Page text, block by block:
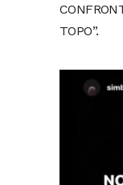
TOPO”.